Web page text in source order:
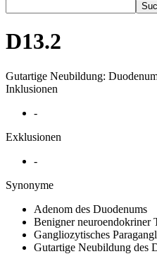
D13.2
Gutartige Neubildung:
Inklusionen
-
Exklusionen
-
Synonyme
Adenom des Duodenums
Benigner neuroendokriner
Gangliozytisches
Gutartige Neubildung des